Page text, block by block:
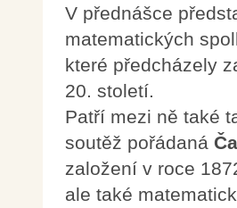
V přednášce
matematických
které předcházely
20. století.
Patří mezi ně také
soutěž pořádaná
založení v roce
ale také